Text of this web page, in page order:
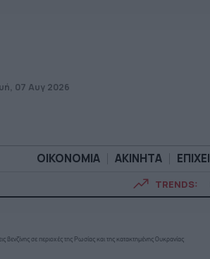
07 Αυγ 2026
ΟΙΚΟΝΟΜΙΑ ΑΚΙΝΗΤΑ
TRENDS:
ΟΙΚΟΝΟΜΙΑ ΑΚΙΝΗΤΑ
βενζίνης σε περιοχές της Ρωσίας και της κατακτημένης Ουκρανίας